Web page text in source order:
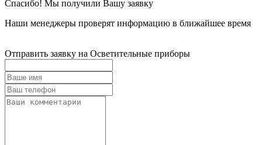
Спасибо! Мы получили Вашу заявку
Наши менеджеры проверят информацию в ближайшее время
Отправить заявку на Осветительные приборы